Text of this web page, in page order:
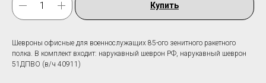
Купить
Шевроны офисные для военнослужащих 85-ого зенитного ракетного
полка. В комплект входит: нарукавный шеврон РФ, нарукавный шеврон
51ДПВО (в/ч 40911)